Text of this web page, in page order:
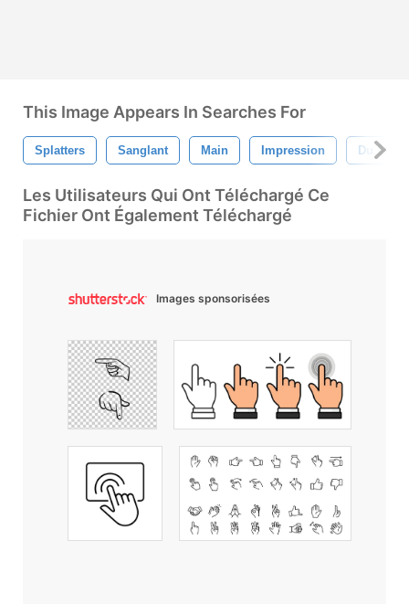
This Image Appears In Searches For
Splatters Sanglant Main Impression Du Sang
Les Utilisateurs Qui Ont Téléchargé Ce
Fichier Ont Également Téléchargé
Images sponsorisées